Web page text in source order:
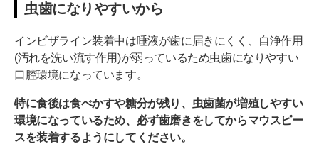
虫歯になりやすいから
インビザライン装着中は唾液が歯に届きにくく、自浄作用
(汚れを洗い流す作用)が弱っているため虫歯になりやすい
口腔環境になっています。
特に食後は食べかすや糖分が残り、虫歯菌が増殖しやすい
環境になっているため、必ず歯磨きをしてからマウスピー
スを装着するようにしてください。